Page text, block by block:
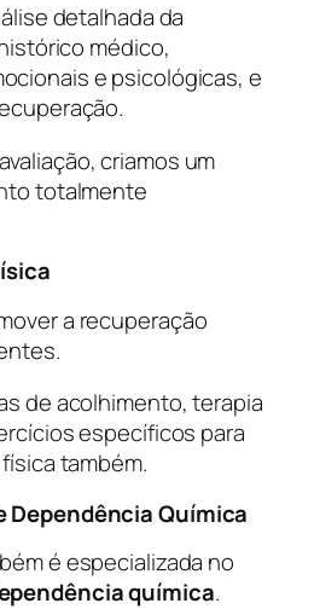
detalhada da
médico,
e psicológicas, e
criamos um
totalmente
a recuperação
de acolhimento, terapia
específicos para
também.
Dependência Química
é especializada no
química.